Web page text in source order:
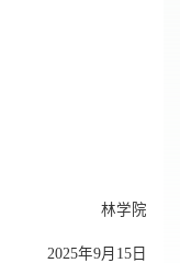
林学院
2025年9月15日